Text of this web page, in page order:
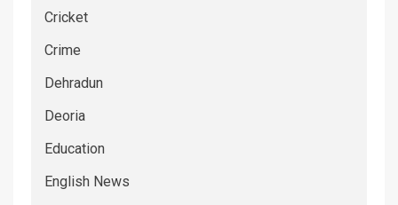
Cricket
Crime
Dehradun
Deoria
Education
English News